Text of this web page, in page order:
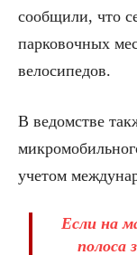
сообщили, что
парковочных
велосипедов.
В ведомстве
учетом
Если на
полоса